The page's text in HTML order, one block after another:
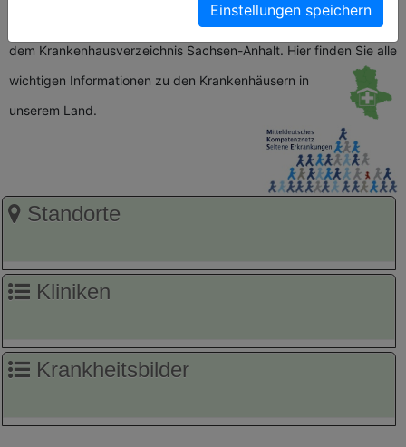
Die Krankenhausgesellschaft Sachsen-Anhalt begrüßt Sie auf
dem Krankenhausverzeichnis Sachsen-Anhalt. Hier finden Sie alle
wichtigen Informationen zu den Krankenhäusern in
unserem Land.
Standorte
Kliniken
Krankheitsbilder
Einstellungen speichern